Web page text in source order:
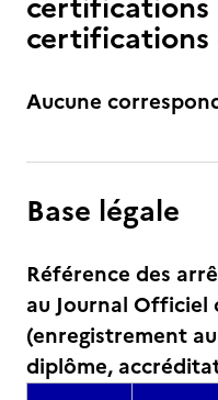
Aucune
Base légale
Référence des
au Journal
(enregistrement
diplôme,